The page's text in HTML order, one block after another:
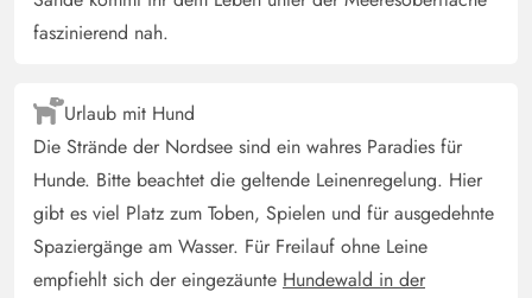
faszinierend nah.
Urlaub mit Hund
Die Strände der Nordsee sind ein wahres Paradies für
Hunde. Bitte beachtet die geltende Leinenregelung. Hier
gibt es viel Platz zum Toben, Spielen und für ausgedehnte
Spaziergänge am Wasser. Für Freilauf ohne Leine
empfiehlt sich der eingezäunte Hundewald in der